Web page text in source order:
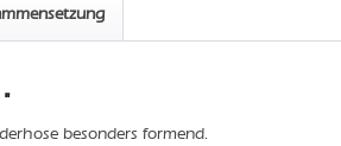
besonders formend.